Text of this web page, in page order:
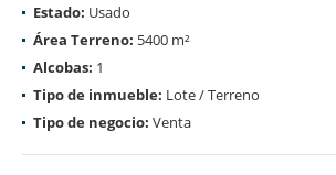
Estado: Usado
Área Terreno: 5400 m²
Alcobas: 1
Tipo de inmueble: Lote / Terreno
Tipo de negocio: Venta